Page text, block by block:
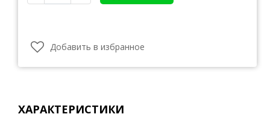
Добавить в избранное
ХАРАКТЕРИСТИКИ